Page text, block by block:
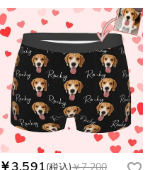
￥3,591(税込)￥7,200